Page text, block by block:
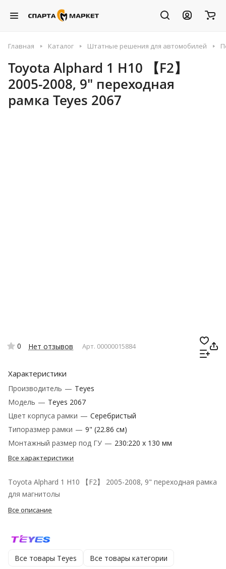
Главная Каталог Штатные решения для автомобилей
Toyota Alphard 1 H10 【F2】
2005-2008, 9" переходная
рамка Teyes 2067
0 Нет отзывов Арт. 00000015884
Характеристики
Производитель — Teyes
Модель — Teyes 2067
Цвет корпуса рамки — Серебристый
Типоразмер рамки — 9" (22.86 см)
Монтажный размер под ГУ — 230:220 x 130 мм
Все характеристики
Toyota Alphard 1 H10 【F2】 2005-2008, 9" переходная рамка
для магнитолы
Все описание
Все товары Teyes Все товары категории